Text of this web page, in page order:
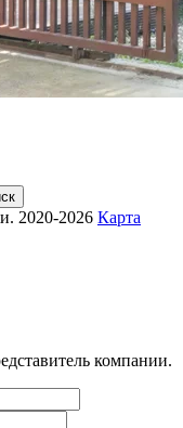
2020-2026 Карта
компании.